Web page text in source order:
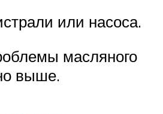
или насоса.
масляного
выше.